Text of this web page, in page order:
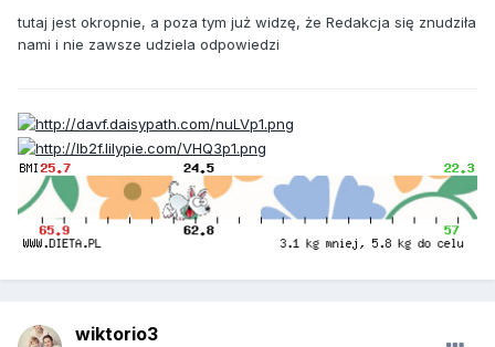
tutaj jest okropnie, a poza tym już widzę, że Redakcja się znudziła
nami i nie zawsze udziela odpowiedzi
wiktorio3